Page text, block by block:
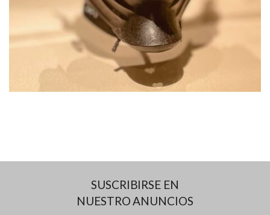
SUSCRIBIRSE EN
NUESTRO ANUNCIOS